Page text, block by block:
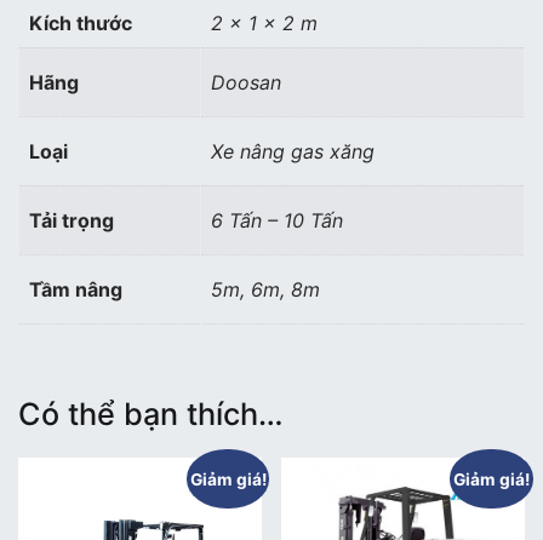
Kích thước 2 × 1 × 2 m
Hãng Doosan
Loại Xe nâng gas xăng
Tải trọng 6 Tấn – 10 Tấn
Tầm nâng 5m, 6m, 8m
Có thể bạn thích…
Giảm giá! Giảm giá!